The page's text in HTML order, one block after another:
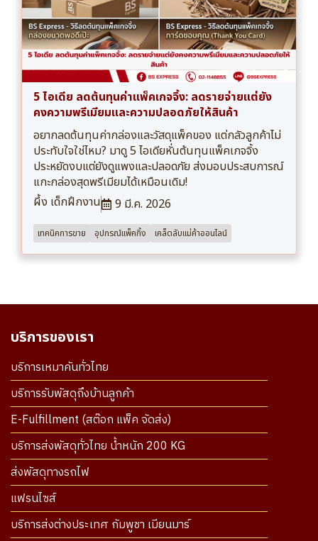
5 ไอเดีย ลดต้นทุนค่าแพ็คเกจจิ้ง: ลดรายจ่ายแต่ยัง
คงความพรีเมียมและความปลอดภัยให้สินค้า
อยากลดต้นทุนค่ากล่องและวัสดุแพ็คของ แต่กลัวลูกค้าไม่
ประทับใจใช่ไหม? มาดู 5 ไอเดียหั่นต้นทุนแพ็คเกจจิ้ง
ประหยัดงบแต่ยังดูแพงและปลอดภัย ส่งมอบประสบการณ์
แกะกล่องสุดพรีเมียมได้เหมือนเดิม!
ผึ้ง เด็กฝึกงาน
9 มี.ค. 2026
เทคนิคการขาย อุปกรณ์แพ็คกิ้ง เคล็ดลับแม่ค้าออนไลน์
บริการของเรา
บริการเหมาคันทั่วไทย
บริการรับพัสดุถึงบ้านลูกค้า
E-Fulfillment (สต๊อก แพ็ค จัดส่ง)
บริการส่งพัสดุทั่วไทย น้ำหนัก 200 KG
ส่งพัสดุทางรถไฟ
แฟรนไซส์
บริการส่งต่างประเทศ กัมพูชา เมียนมาร์